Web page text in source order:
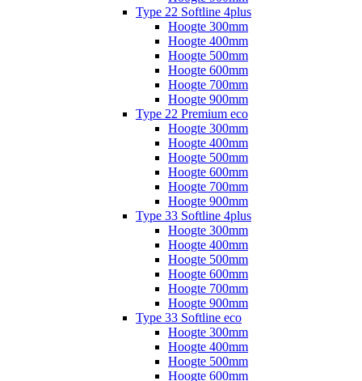
Type 22 Softline 4plus
Hoogte 300mm
Hoogte 400mm
Hoogte 500mm
Hoogte 600mm
Hoogte 700mm
Hoogte 900mm
Type 22 Premium eco
Hoogte 300mm
Hoogte 400mm
Hoogte 500mm
Hoogte 600mm
Hoogte 700mm
Hoogte 900mm
Type 33 Softline 4plus
Hoogte 300mm
Hoogte 400mm
Hoogte 500mm
Hoogte 600mm
Hoogte 700mm
Hoogte 900mm
Type 33 Softline eco
Hoogte 300mm
Hoogte 400mm
Hoogte 500mm
Hoogte 600mm